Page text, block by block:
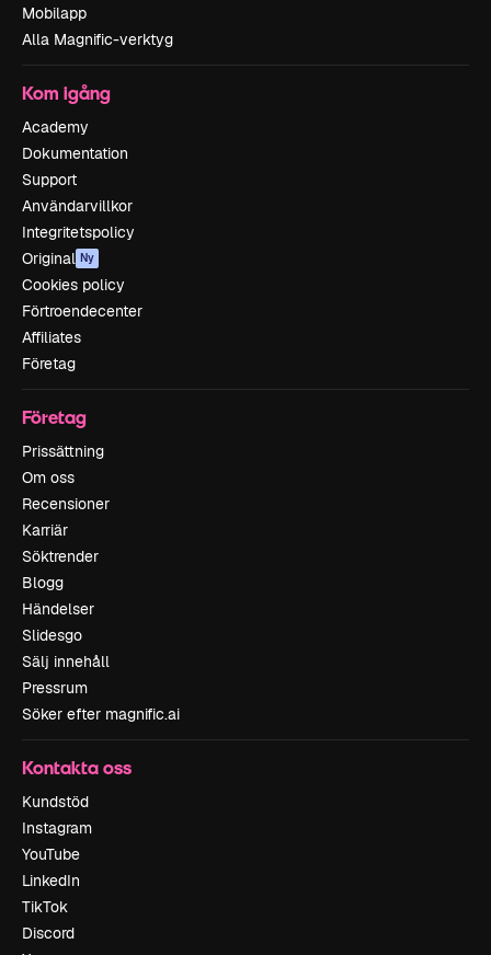
Mobilapp
Alla Magnific-verktyg
Kom igång
Academy
Dokumentation
Support
Användarvillkor
Integritetspolicy
Original Ny
Cookies policy
Förtroendecenter
Affiliates
Företag
Företag
Prissättning
Om oss
Recensioner
Karriär
Söktrender
Blogg
Händelser
Slidesgo
Sälj innehåll
Pressrum
Söker efter magnific.ai
Kontakta oss
Kundstöd
Instagram
YouTube
LinkedIn
TikTok
Discord